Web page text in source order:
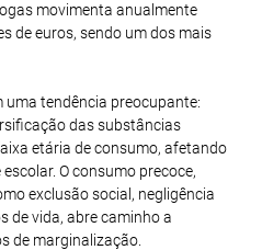
movimenta anualmente
de euros, sendo um dos mais
uma tendência preocupante:
das substâncias
etária de consumo, afetando
O consumo precoce,
exclusão social, negligência
de vida, abre caminho a
de marginalização.